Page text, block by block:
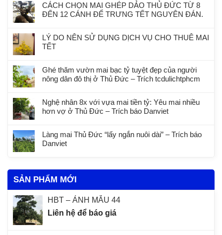
CÁCH CHỌN MAI GHÉP DẢO THỦ ĐỨC TỪ 8
ĐẾN 12 CÁNH ĐỂ TRƯNG TẾT NGUYÊN ĐÁN.
LÝ DO NÊN SỬ DỤNG DỊCH VỤ CHO THUÊ MAI
TẾT
Ghé thăm vườn mai bạc tỷ tuyệt đẹp của người
nông dân đô thị ở Thủ Đức – Trích tcdulichtphcm
Nghệ nhân 8x với vựa mai tiền tỷ: Yêu mai nhiều
hơn vợ ở Thủ Đức – Trích báo Danviet
Làng mai Thủ Đức “lấy ngắn nuôi dài” – Trích báo
Danviet
SẢN PHẨM MỚI
HBT – ẢNH MẪU 44
Liên hệ để báo giá